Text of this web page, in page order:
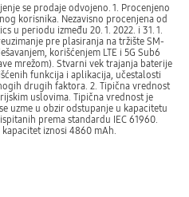
se prodaje odvojeno. 1. Procenjeno
korisnika. Nezavisno procenjena od
u periodu između 20. 1. 2022. i 31. 1.
pre plasiranja na tržište SM-
korišćenjem LTE i 5G Sub6
mrežom). Stvarni vek trajanja baterije
funkcija i aplikacija, učestalosti
drugih faktora. 2. Tipična vrednost
uslovima. Tipična vrednost je
uzme u obzir odstupanje u kapacitetu
prema standardu IEC 61960.
iznosi 4860 mAh.